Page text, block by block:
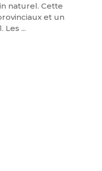
naturel. Cette
et un
Les ...